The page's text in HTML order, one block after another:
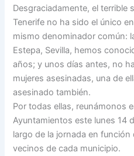
Desgraciadamente, el terrible
Tenerife no ha sido el único
mismo denominador común:
Estepa, Sevilla, hemos
años; y unos días antes, no
mujeres asesinadas, una de
asesinado también.
Por todas ellas, reunámonos
Ayuntamientos este lunes 14
largo de la jornada en
vecinos de cada municipio.